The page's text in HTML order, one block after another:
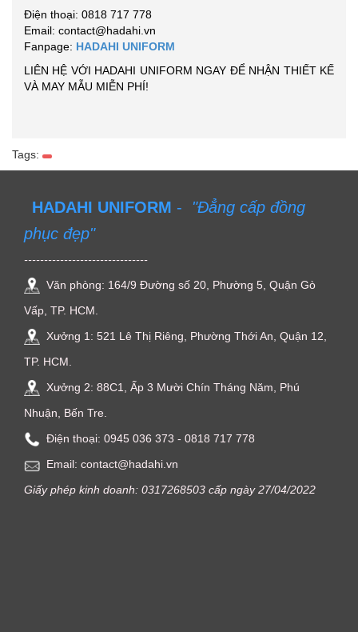
Điện thoại: 0818 717 778
Email: contact@hadahi.vn
Fanpage: HADAHI UNIFORM
LIÊN HỆ VỚI HADAHI UNIFORM NGAY ĐỂ NHẬN THIẾT KẾ
VÀ MAY MẪU MIỄN PHÍ!
Tags:
HADAHI UNIFORM - "Đẳng cấp đồng
phục đẹp"
-------------------------------
Văn phòng: 164/9 Đường số 20, Phường 5, Quận Gò
Vấp, TP. HCM.
Xưởng 1: 521 Lê Thị Riêng, Phường Thới An, Quận 12,
TP. HCM.
Xưởng 2: 88C1, Ấp 3 Mười Chín Tháng Năm, Phú
Nhuận, Bến Tre.
Điện thoại: ‭0945 036 373‬ - 0818 717 778
Email: contact@hadahi.vn
Giấy phép kinh doanh: 0317268503 cấp ngày 27/04/2022